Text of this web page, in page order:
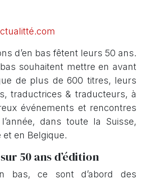
d’en bas fêtent leurs 50 ans.
souhaitent mettre en avant
de plus de 600 titres, leurs
traductrices & traducteurs, à
événements et rencontres
dans toute la Suisse,
et en Belgique.
50 ans d’édition
bas, ce sont d’abord des